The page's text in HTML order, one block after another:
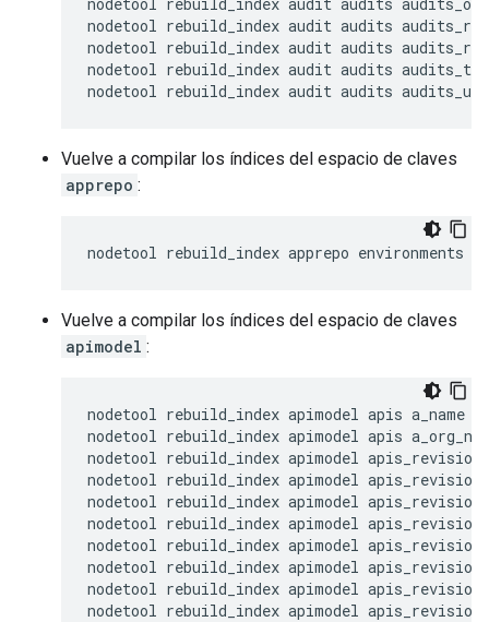
nodetool rebuild_index audit audits
nodetool rebuild_index audit audits
nodetool rebuild_index audit audits
nodetool rebuild_index audit audits
Vuelve a compilar los índices del espacio de claves
apprepo :
nodetool rebuild_index apprepo environments
Vuelve a compilar los índices del espacio de claves
apimodel :
nodetool rebuild_index apimodel apis a_name
nodetool rebuild_index apimodel apis
nodetool rebuild_index apimodel apis_revision
nodetool rebuild_index apimodel apis_revision
nodetool rebuild_index apimodel apis_revision
nodetool rebuild_index apimodel
nodetool rebuild_index apimodel
nodetool rebuild_index apimodel apis_revision
nodetool rebuild_index apimodel
nodetool rebuild_index apimodel apis_revision